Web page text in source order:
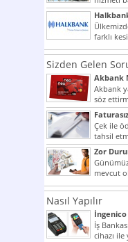
farklı
noktada
Sizden Gelen
Akbank
Akbank
söz
Çek ile
tahsil
şekilde...
Zor
mevcut
dahi son
Nasıl Yapılır
İngenico
İş
cihazı